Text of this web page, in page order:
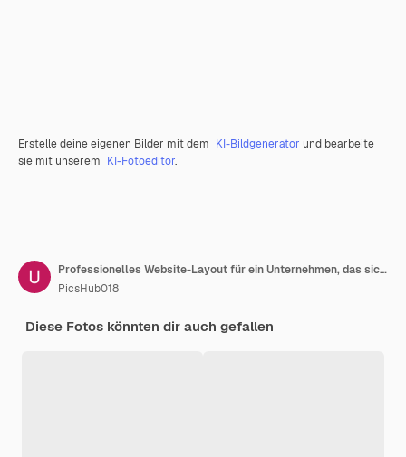
Erstelle deine eigenen Bilder mit dem KI-Bildgenerator und bearbeite
sie mit unserem KI-Fotoeditor.
Professionelles Website-Layout für ein Unternehmen, das sich auf den Gold- und Kryptowährungshandel spezialisiert hat
PicsHub018
Diese Fotos könnten dir auch gefallen